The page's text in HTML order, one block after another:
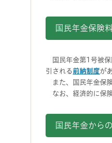
国民年金保険料
国民年金第1号被保
引される前納制度が
また、国民年金保
なお、経済的に保
国民年金から